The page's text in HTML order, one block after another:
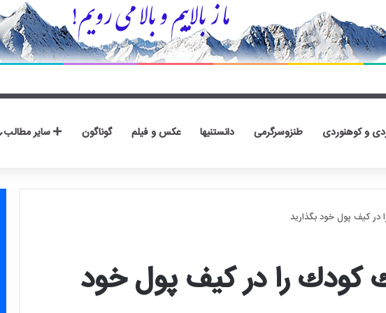
و کوهنوردی طنزوسرگرمی دانستنیها عکس و فیلم گوناگون سایر مطالب
كيف پول خود بگذاريد
را در كيف پول خود